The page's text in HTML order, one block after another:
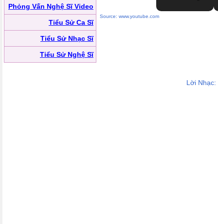
Phỏng Vấn Nghệ Sĩ Video
Tiểu Sử Ca Sĩ
Tiểu Sử Nhạc Sĩ
Tiểu Sử Nghệ Sĩ
Source: www.youtube.com
Lời Nhạc: